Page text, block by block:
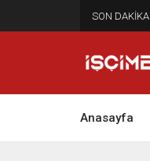
SON DAKİKA
Anasayfa